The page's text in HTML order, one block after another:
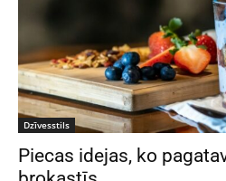
Dzīvesstils
Piecas idejas, ko